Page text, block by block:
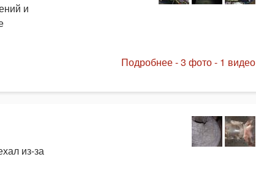
и
Подробнее - 3 фото - 1 видео
из-за